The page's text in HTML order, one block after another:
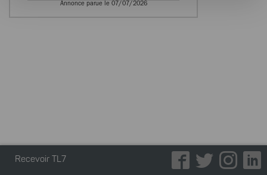
Annonce parue le 07/07/2026
Recevoir TL7